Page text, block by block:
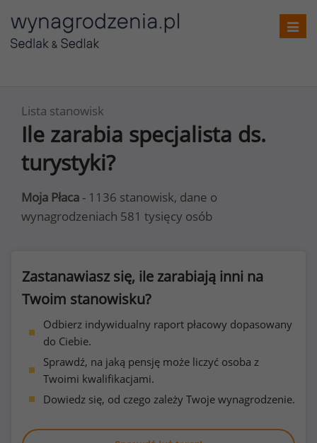
Lista stanowisk
Ile zarabia specjalista ds.
turystyki?
Moja Płaca - 1136 stanowisk, dane o
wynagrodzeniach 581 tysięcy osób
Zastanawiasz się, ile zarabiają inni na
Twoim stanowisku?
Odbierz indywidualny raport płacowy dopasowany
do Ciebie.
Sprawdź, na jaką pensję może liczyć osoba z
Twoimi kwalifikacjami.
Dowiedz się, od czego zależy Twoje wynagrodzenie.